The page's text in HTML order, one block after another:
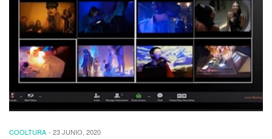
COOLTURA - 23 JUNIO, 2020